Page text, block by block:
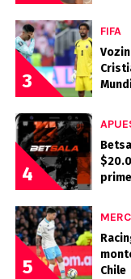
3
FIFA
4
5
Chile